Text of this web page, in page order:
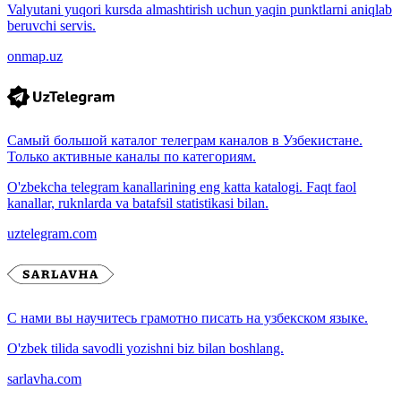
Valyutani yuqori kursda almashtirish uchun yaqin punktlarni aniqlab
beruvchi servis.
onmap.uz
Самый большой каталог телеграм каналов в Узбекистане.
Только активные каналы по категориям.
O'zbekcha telegram kanallarining eng katta katalogi. Faqt faol
kanallar, ruknlarda va batafsil statistikasi bilan.
uztelegram.com
С нами вы научитесь грамотно писать на узбекском языке.
O'zbek tilida savodli yozishni biz bilan boshlang.
sarlavha.com